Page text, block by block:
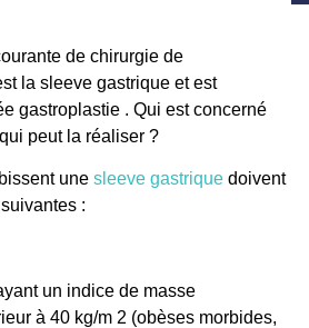
de chirurgie de
la sleeve gastrique et est
gastroplastie . Qui est concerné
peut la réaliser ?
une sleeve gastrique doivent
:
un indice de masse
à 40 kg/m 2 (obèses morbides,